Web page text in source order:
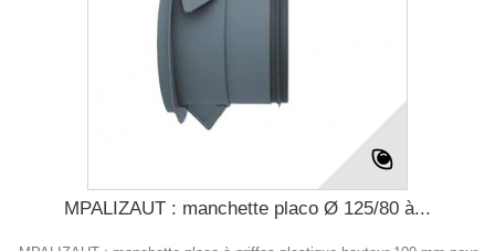
MPALIZAUT : manchette placo Ø 125/80 à...